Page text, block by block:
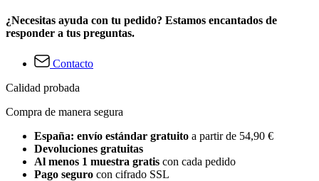
¿Necesitas ayuda con tu pedido? Estamos encantados de
responder a tus preguntas.
Contacto
Calidad probada
Compra de manera segura
España: envío estándar gratuito a partir de 54,90 €
Devoluciones gratuitas
Al menos 1 muestra gratis con cada pedido
Pago seguro con cifrado SSL